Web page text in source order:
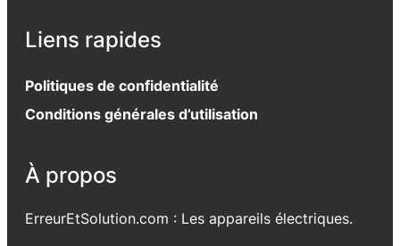
Liens rapides
Politiques de confidentialité
Conditions générales d’utilisation
À propos
ErreurEtSolution.com : Les appareils électriques.